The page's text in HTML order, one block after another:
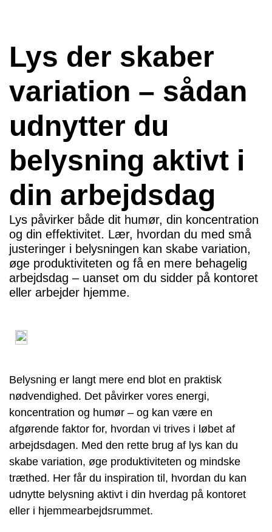
Lys der skaber
variation – sådan
udnytter du
belysning aktivt i
din arbejdsdag
Lys påvirker både dit humør, din koncentration
og din effektivitet. Lær, hvordan du med små
justeringer i belysningen kan skabe variation,
øge produktiviteten og få en mere behagelig
arbejdsdag – uanset om du sidder på kontoret
eller arbejder hjemme.
Belysning er langt mere end blot en praktisk
nødvendighed. Det påvirker vores energi,
koncentration og humør – og kan være en
afgørende faktor for, hvordan vi trives i løbet af
arbejdsdagen. Med den rette brug af lys kan du
skabe variation, øge produktiviteten og mindske
træthed. Her får du inspiration til, hvordan du kan
udnytte belysning aktivt i din hverdag på kontoret
eller i hjemmearbejdsrummet.